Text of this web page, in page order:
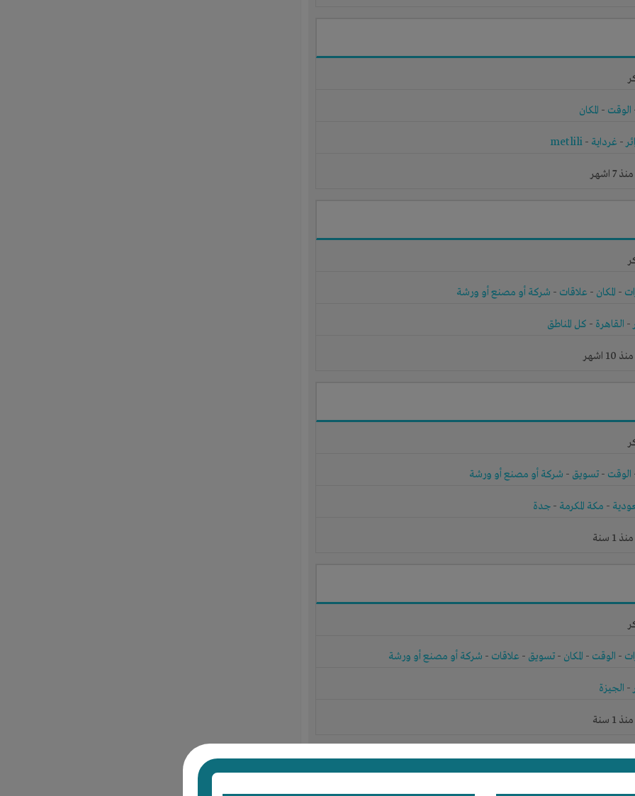
الوقت - المكان
- غرداية -
metlili
اشهر
- المكان - علاقات - شركة أو مصنع أو ورشة
- القاهرة - كل المناطق
اشهر
الوقت - تسويق - شركة أو مصنع أو ورشة
- مكة المكرمة - جدة
سنة
- الوقت - المكان - تسويق - علاقات - شركة أو مصنع أو ورشة
- الجيزة
سنة